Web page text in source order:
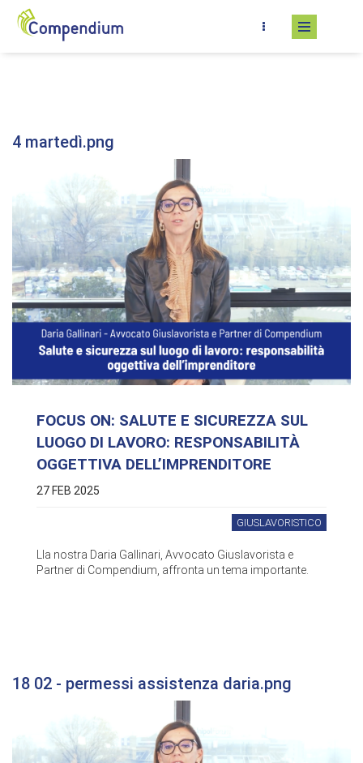
Salta al contenuto principale
4 martedì.png
FOCUS ON: SALUTE E SICUREZZA SUL
LUOGO DI LAVORO: RESPONSABILITÀ
OGGETTIVA DELL’IMPRENDITORE
27 FEB 2025
GIUSLAVORISTICO
Lla nostra Daria Gallinari, Avvocato Giuslavorista e
Partner di Compendium, affronta un tema importante.
18 02 - permessi assistenza daria.png